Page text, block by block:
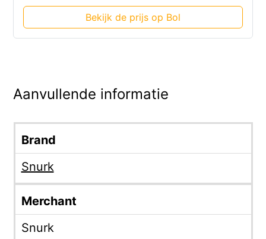
Bekijk de prijs op Bol
Aanvullende informatie
Brand
Snurk
Merchant
Snurk